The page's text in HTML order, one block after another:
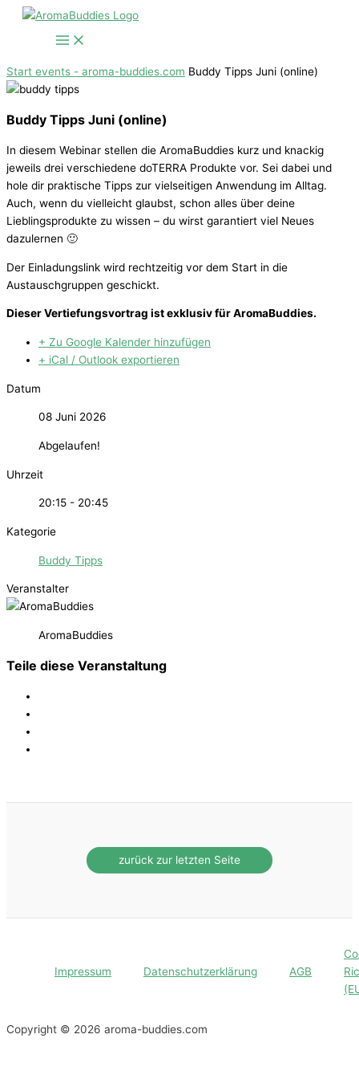
Zum
Start events - aroma-buddies.com Buddy Tipps Juni (online)
Buddy Tipps Juni (online)
In diesem Webinar stellen die AromaBuddies kurz und knackig
jeweils drei verschiedene doTERRA Produkte vor. Sei dabei und
hole dir praktische Tipps zur vielseitigen Anwendung im Alltag.
Auch, wenn du vielleicht glaubst, schon alles über deine
Lieblingsprodukte zu wissen – du wirst garantiert viel Neues
dazulernen 🙂
Der Einladungslink wird rechtzeitig vor dem Start in die
Austauschgruppen geschickt.
Dieser Vertiefungsvortrag ist exklusiv für AromaBuddies.
+ Zu Google Kalender hinzufügen
+ iCal / Outlook exportieren
Datum
08 Juni 2026
Abgelaufen!
Uhrzeit
20:15 - 20:45
Kategorie
Buddy Tipps
Veranstalter
AromaBuddies
Teile diese Veranstaltung
Impressum Datenschutzerklärung AGB
Copyright © 2026 aroma-buddies.com